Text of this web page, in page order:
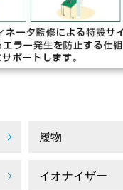
履物
イオナイザー